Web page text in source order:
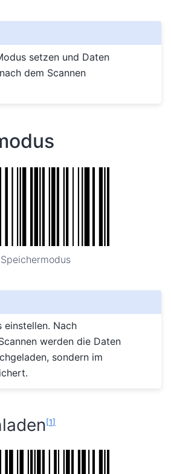
setzen und Daten
dem Scannen
Speichermodus
einstellen. Nach
werden die Daten
sondern im
[1]